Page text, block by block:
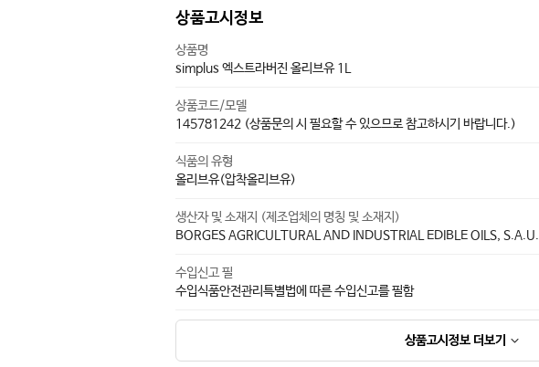
상품고시정보
상품명
simplus 엑스트라버진 올리브유 1L
상품코드/모델
145781242 (상품문의 시 필요할 수 있으므로 참고하시기 바랍니다.)
식품의 유형
올리브유(압착올리브유)
생산자 및 소재지 (제조업체의 명칭 및 소재지)
BORGES AGRICULTURAL AND INDUSTRIAL EDIBLE OILS, S.A.U.
수입신고 필
수입식품안전관리특별법에 따른 수입신고를 필함
상품고시정보 더보기